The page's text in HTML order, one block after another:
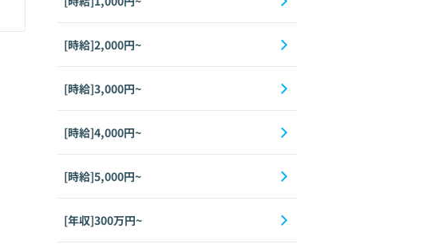
[時給]2,000円~
[時給]3,000円~
[時給]4,000円~
[時給]5,000円~
[年収]300万円~